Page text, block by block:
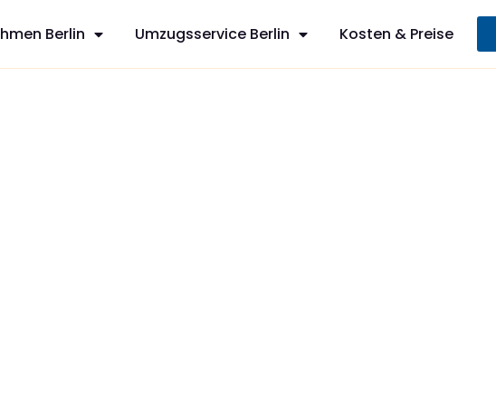
Berlin Umzugsservice Berlin Kosten & Preise